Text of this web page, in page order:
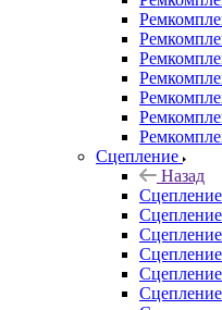
Сцепление
Назад
Сцепление